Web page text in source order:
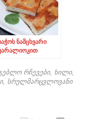
ნამცხვარი
რჩევები, ხილი,
, სრულმარცვლოვანი